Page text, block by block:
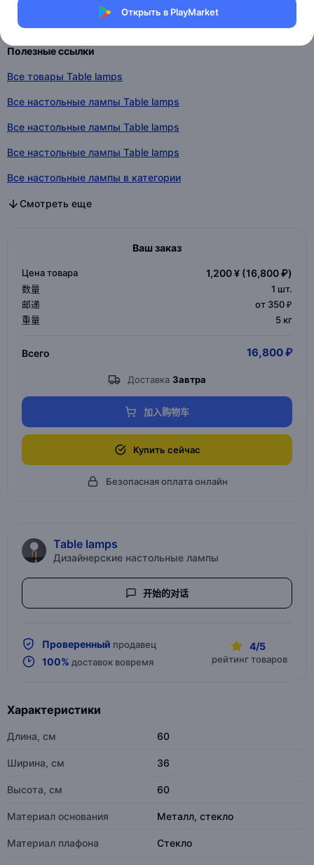
Открыть в PlayMarket
Индивидуальные параметры
Полезные ссылки
Все товары Table lamps
Все настольные лампы Table lamps
Все настольные лампы Table lamps
Все настольные лампы Table lamps
Все настольные лампы в категории
Все настольные лампы в категории
Все настольные лампы в категории
Смотреть еще
Ваш заказ
Цена товара 1,200 ¥ (16,800 ₽)
数量 1 шт.
邮递
от 350 ₽
重量
5 кг
Всего 16,800 ₽
Доставка Завтра
加入购物车
Купить сейчас
Безопасная оплата онлайн
Table lamps
Дизайнерские настольные лампы
开始的对话
Проверенный продавец
100% доставок вовремя
4/5
рейтинг товаров
Характеристики
Длина, см 60
Ширина, см 36
Высота, см 60
Материал основания Металл, стекло
Материал плафона Стекло